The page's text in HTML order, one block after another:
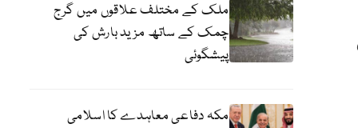
ملک کے مختلف علاقوں میں گرج
چمک کے ساتھ مزید بارش کی
پیشگوئی
مکہ دفاعی معاہدے کا اسلامی